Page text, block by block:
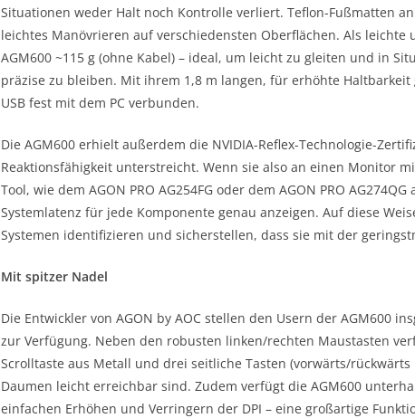
Situationen weder Halt noch Kontrolle verliert. Teflon-Fußmatten
leichtes Manövrieren auf verschiedensten Oberflächen. Als
AGM600 ~115 g (ohne Kabel) – ideal, um leicht zu gleiten und in
präzise zu bleiben. Mit ihrem 1,8 m langen, für erhöhte
USB fest mit dem PC verbunden.
Die AGM600 erhielt außerdem die NVIDIA-Reflex-Technologie-
Reaktionsfähigkeit unterstreicht. Wenn sie also an einen Monitor
Tool, wie dem AGON PRO AG254FG oder dem AGON PRO
Systemlatenz für jede Komponente genau anzeigen. Auf diese
Systemen identifizieren und sicherstellen, dass sie mit der
Mit spitzer Nadel
Die Entwickler von AGON by AOC stellen den Usern der AGM600
zur Verfügung. Neben den robusten linken/rechten Maustasten
Scrolltaste aus Metall und drei seitliche Tasten (vorwärts/
Daumen leicht erreichbar sind. Zudem verfügt die AGM600
einfachen Erhöhen und Verringern der DPI – eine großartige